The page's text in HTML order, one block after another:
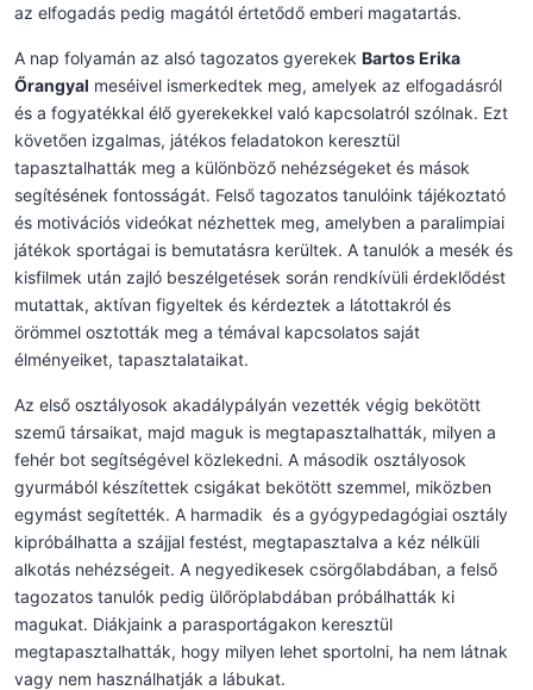
az elfogadás pedig magától értetődő emberi magatartás.
A nap folyamán az alsó tagozatos gyerekek Bartos Erika
Őrangyal meséivel ismerkedtek meg, amelyek az elfogadásról
és a fogyatékkal élő gyerekekkel való kapcsolatról szólnak. Ezt
követően izgalmas, játékos feladatokon keresztül
tapasztalhatták meg a különböző nehézségeket és mások
segítésének fontosságát. Felső tagozatos tanulóink tájékoztató
és motivációs videókat nézhettek meg, amelyben a paralimpiai
játékok sportágai is bemutatásra kerültek. A tanulók a mesék és
kisfilmek után zajló beszélgetések során rendkívüli érdeklődést
mutattak, aktívan figyeltek és kérdeztek a látottakról és
örömmel osztották meg a témával kapcsolatos saját
élményeiket, tapasztalataikat.
Az első osztályosok akadálypályán vezették végig bekötött
szemű társaikat, majd maguk is megtapasztalhatták, milyen a
fehér bot segítségével közlekedni. A második osztályosok
gyurmából készítettek csigákat bekötött szemmel, miközben
egymást segítették. A harmadik és a gyógypedagógiai osztály
kipróbálhatta a szájjal festést, megtapasztalva a kéz nélküli
alkotás nehézségeit. A negyedikesek csörgőlabdában, a felső
tagozatos tanulók pedig ülőröplabdában próbálhatták ki
magukat. Diákjaink a parasportágakon keresztül
megtapasztalhatták, hogy milyen lehet sportolni, ha nem látnak
vagy nem használhatják a lábukat.